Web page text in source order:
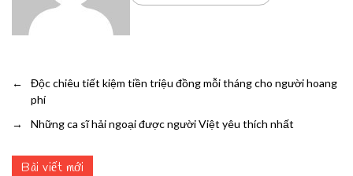
←
Độc chiêu tiết kiệm tiền triệu đồng mỗi tháng cho người hoang
phí
→
Những ca sĩ hải ngoại được người Việt yêu thích nhất
Bài viết mới